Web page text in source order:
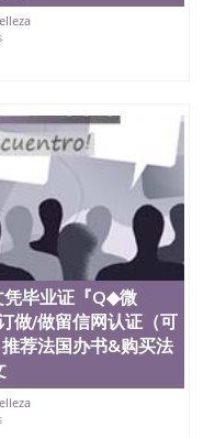
凭毕业证『Q◆微
/做留信网认证（可
荐法国办书&购买法